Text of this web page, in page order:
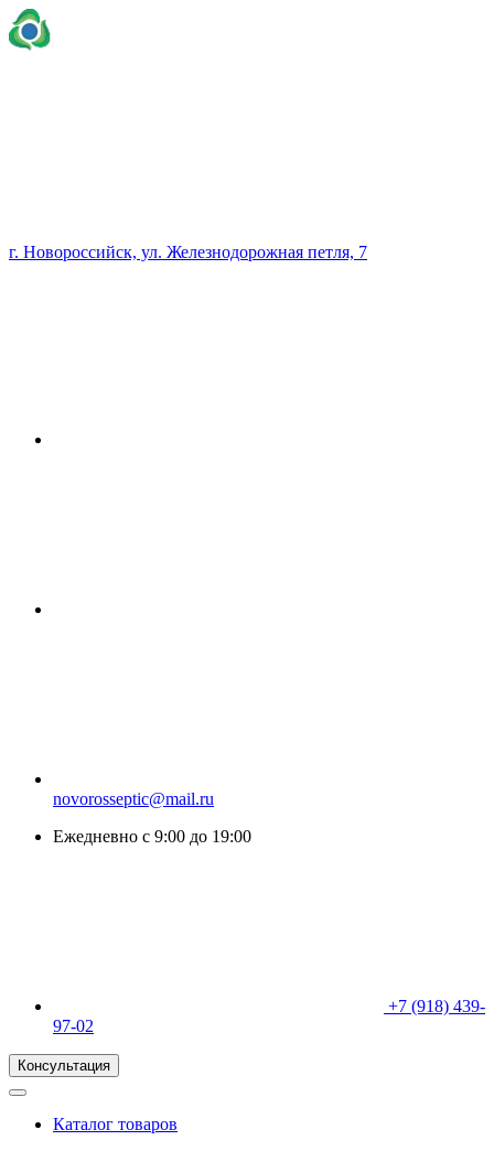
г. Новороссийск, ул. Железнодорожная петля, 7
novorosseptic@mail.ru
Ежедневно с 9:00 до 19:00
+7 (918) 439-
97-02
Консультация
Каталог товаров